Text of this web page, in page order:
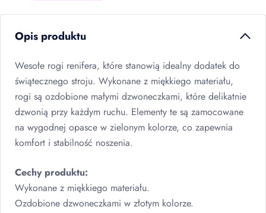
Opis produktu
Wesołe rogi renifera, które stanowią idealny dodatek do
świątecznego stroju. Wykonane z miękkiego materiału,
rogi są ozdobione małymi dzwoneczkami, które delikatnie
dzwonią przy każdym ruchu. Elementy te są zamocowane
na wygodnej opasce w zielonym kolorze, co zapewnia
komfort i stabilność noszenia.
Cechy produktu:
Wykonane z miękkiego materiału.
Ozdobione dzwoneczkami w złotym kolorze.